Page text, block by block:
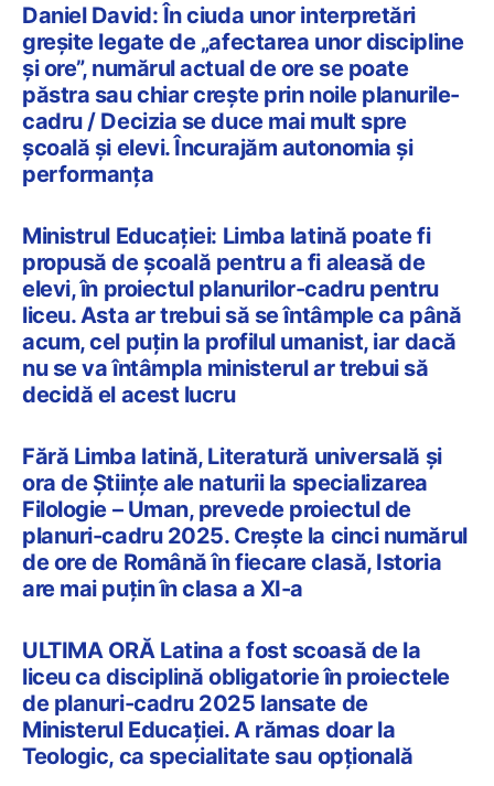
Daniel David: În ciuda unor interpretări
greșite legate de „afectarea unor discipline
și ore”, numărul actual de ore se poate
păstra sau chiar crește prin noile planurile-
cadru / Decizia se duce mai mult spre
școală și elevi. Încurajăm autonomia și
performanța
Ministrul Educației: Limba latină poate fi
propusă de școală pentru a fi aleasă de
elevi, în proiectul planurilor-cadru pentru
liceu. Asta ar trebui să se întâmple ca până
acum, cel puțin la profilul umanist, iar dacă
nu se va întâmpla ministerul ar trebui să
decidă el acest lucru
Fără Limba latină, Literatură universală și
ora de Științe ale naturii la specializarea
Filologie – Uman, prevede proiectul de
planuri-cadru 2025. Crește la cinci numărul
de ore de Română în fiecare clasă, Istoria
are mai puțin în clasa a XI-a
ULTIMA ORĂ Latina a fost scoasă de la
liceu ca disciplină obligatorie în proiectele
de planuri-cadru 2025 lansate de
Ministerul Educației. A rămas doar la
Teologic, ca specialitate sau opțională